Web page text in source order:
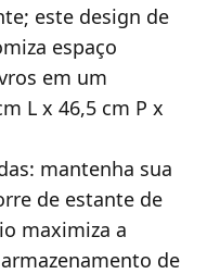
este design de
espaço
em um
L x 46,5 cm P x
mantenha sua
de estante de
maximiza a
de